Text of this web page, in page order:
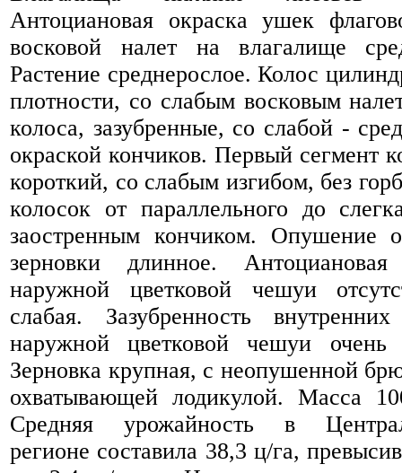
Антоциановая окраска ушек
восковой налет на влагалище
Растение среднерослое. Колос
плотности, со слабым восковым
колоса, зазубренные, со слабой -
окраской кончиков. Первый сегмент
короткий, со слабым изгибом, без
колосок от параллельного до
заостренным кончиком. Опушение
зерновки длинное.
наружной цветковой чешуи
слабая. Зазубренность
наружной цветковой чешуи очень
Зерновка крупная, с неопушенной
охватывающей лодикулой. Масса
Средняя урожайность в
регионе составила 38,3 ц/га,